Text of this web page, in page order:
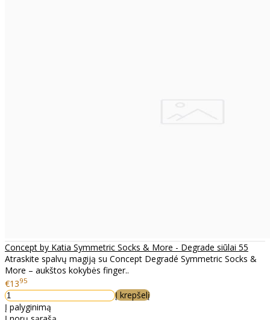
Concept by Katia Symmetric Socks & More - Degrade siūlai 55
Atraskite spalvų magiją su Concept Degradé Symmetric Socks &
More – aukštos kokybės finger..
€1395
Į krepšelį
Į palyginimą